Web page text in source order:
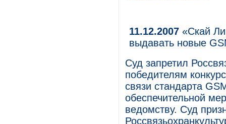
11.12.2007 «Скай
выдавать новые
Суд запретил
победителям
связи стандарта
обеспечительной
ведомству. Суд